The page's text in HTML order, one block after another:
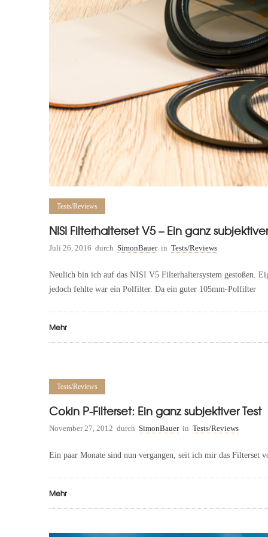
Tests/Reviews
NISI Filterhalterset V5 – Ein ganz
Juli 26, 2016 durch SimonBauer in Tests/Reviews
Neulich bin ich auf das NISI V5 Filterhaltersystem gestoßen.
jedoch fehlte war ein Polfilter. Da ein guter 105mm-Polfilter
Mehr
Tests/Reviews
Cokin P-Filterset: Ein ganz subjektiver Test
November 27, 2012 durch SimonBauer in Tests/Reviews
Ein paar Monate sind nun vergangen, seit ich mir das
Mehr